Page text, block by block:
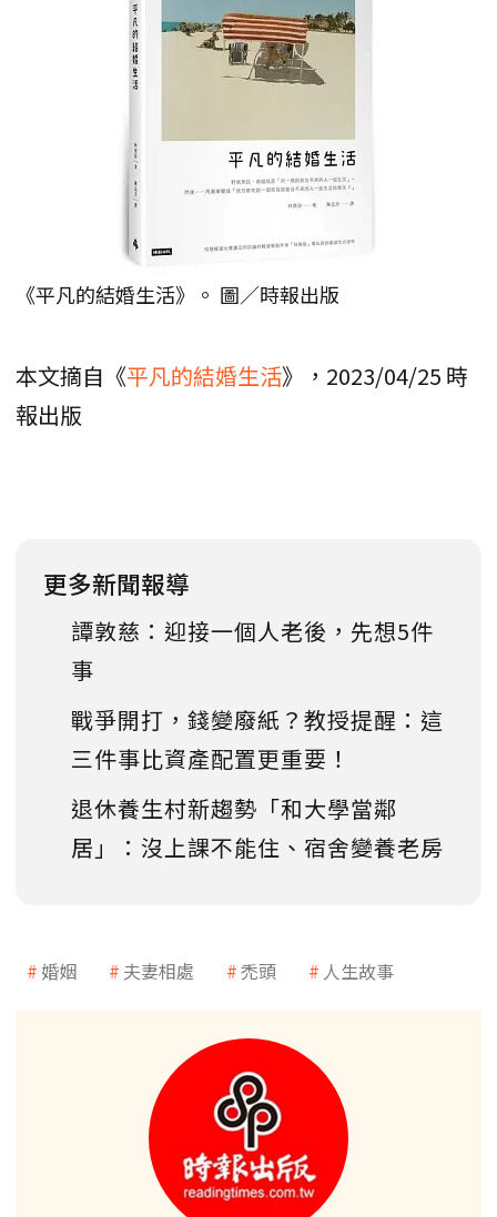
《平凡的結婚生活》。 圖／時報出版
本文摘自《平凡的結婚生活》，2023/04/25 時
報出版
更多新聞報導
譚敦慈：迎接一個人老後，先想5件
事
戰爭開打，錢變廢紙？教授提醒：這
三件事比資產配置更重要！
退休養生村新趨勢「和大學當鄰
居」：沒上課不能住、宿舍變養老房
婚姻 夫妻相處 禿頭 人生故事